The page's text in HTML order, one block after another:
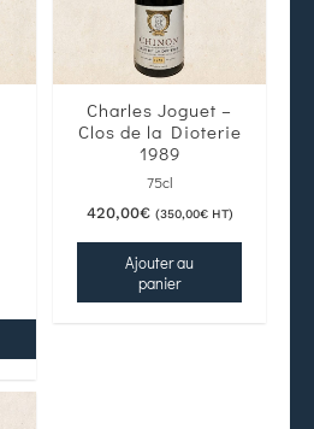
Charles Joguet –
Clos de la Dioterie
1989
75cl
420,00€ (350,00€HT)
Ajouter au
panier